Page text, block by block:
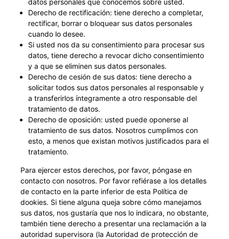
datos personales que conocemos sobre usted.
Derecho de rectificación: tiene derecho a completar,
rectificar, borrar o bloquear sus datos personales
cuando lo desee.
Si usted nos da su consentimiento para procesar sus
datos, tiene derecho a revocar dicho consentimiento
y a que se eliminen sus datos personales.
Derecho de cesión de sus datos: tiene derecho a
solicitar todos sus datos personales al responsable y
a transferirlos íntegramente a otro responsable del
tratamiento de datos.
Derecho de oposición: usted puede oponerse al
tratamiento de sus datos. Nosotros cumplimos con
esto, a menos que existan motivos justificados para el
tratamiento.
Para ejercer estos derechos, por favor, póngase en
contacto con nosotros. Por favor refiérase a los detalles
de contacto en la parte inferior de esta Política de
dookies. Si tiene alguna queja sobre cómo manejamos
sus datos, nos gustaría que nos lo indicara, no obstante,
también tiene derecho a presentar una reclamación a la
autoridad supervisora (la Autoridad de protección de